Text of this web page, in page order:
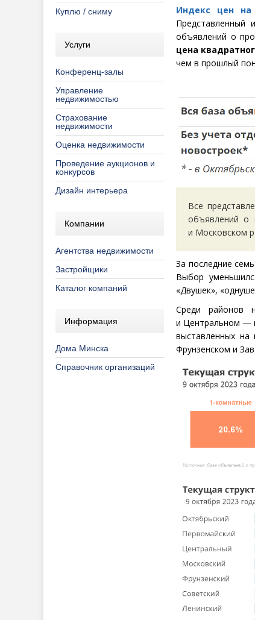
Куплю / сниму
Услуги
Конференц-залы
Управление
недвижимостью
Страхование
недвижимости
Оценка недвижимости
Проведение аукционов и
конкурсов
Дизайн интерьера
Компании
Агентства недвижимости
Застройщики
Каталог компаний
Информация
Дома Минска
Справочник организаций
Индекс цен
Представленный
объявлений о
цена
чем в прошлый
Все
объявлений о
и Московском
За последние
Выбор
«Двушек»,
Среди районов
и Центральном —
выставленных
Фрунзенском и